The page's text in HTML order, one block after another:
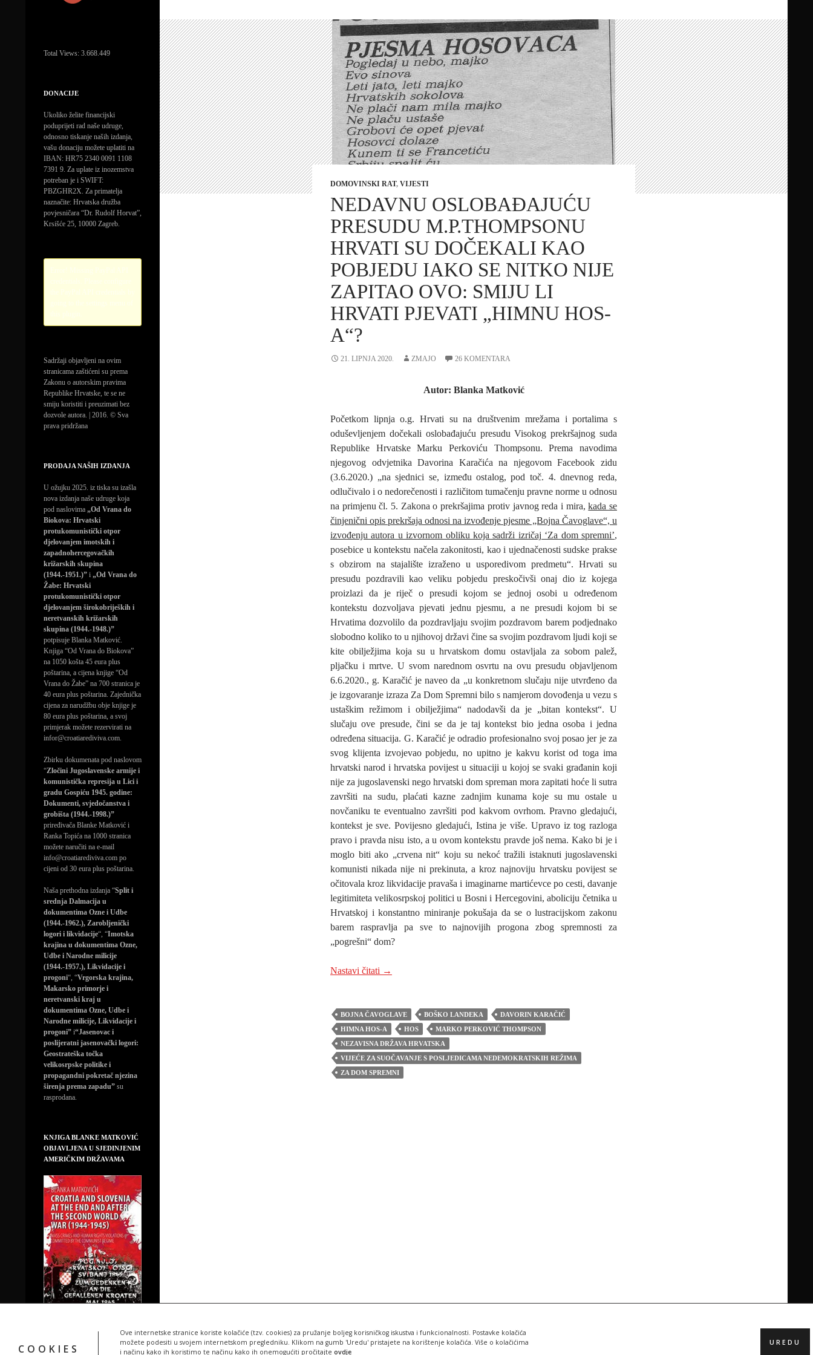
COOKIES
Ove internetske stranice koriste kolačiće (tzv. cookies) za pružanje boljeg korisničkog iskustva i funkcionalnosti. Postavke kolačića
možete podesiti u svojem internetskom pregledniku. Klikom na gumb 'Uredu' pristajete na korištenje kolačića. Više o kolačićima
i načinu kako ih koristimo te načinu kako ih onemogućiti pročitajte ovdje
UREDU
DOMOVINSKI RAT, VIJESTI
NEDAVNU OSLOBAĐAJUĆU
PRESUDU M.P.THOMPSONU
HRVATI SU DOČEKALI KAO
POBJEDU IAKO SE NITKO NIJE
ZAPITAO OVO: SMIJU LI
HRVATI PJEVATI „HIMNU HOS-
A“?
21. LIPNJA 2020. ZMAJO 26 KOMENTARA
Autor: Blanka Matković
Početkom lipnja o.g. Hrvati su na društvenim mrežama i portalima s
oduševljenjem dočekali oslobađajuću presudu Visokog prekršajnog suda
Republike Hrvatske Marku Perkoviću Thompsonu. Prema navodima
njegovog odvjetnika Davorina Karačića na njegovom Facebook zidu
(3.6.2020.) „na sjednici se, između ostalog, pod toč. 4. dnevnog reda,
odlučivalo i o nedorečenosti i različitom tumačenju pravne norme u odnosu
na primjenu čl. 5. Zakona o prekršajima protiv javnog reda i mira,kada se
činjenični opis prekršaja odnosi na izvođenje pjesme „Bojna Čavoglave“, u
izvođenju autora u izvornom obliku koja sadrži izričaj ‘Za dom spremni’,
posebice u kontekstu načela zakonitosti, kao i ujednačenosti sudske prakse
s obzirom na stajalište izraženo u usporedivom predmetu“. Hrvati su
presudu pozdravili kao veliku pobjedu preskočivši onaj dio iz kojega
proizlazi da je riječ o presudi kojom se jednoj osobi u određenom
kontekstu dozvoljava pjevati jednu pjesmu, a ne presudi kojom bi se
Hrvatima dozvolilo da pozdravljaju svojim pozdravom barem podjednako
slobodno koliko to u njihovoj državi čine sa svojim pozdravom ljudi koji se
kite obilježjima koja su u hrvatskom domu ostavljala za sobom palež,
pljačku i mrtve. U svom narednom osvrtu na ovu presudu objavljenom
6.6.2020., g. Karačić je naveo da „u konkretnom slučaju nije utvrđeno da
je izgovaranje izraza Za Dom Spremni bilo s namjerom dovođenja u vezu s
ustaškim režimom i obilježjima“ nadodavši da je „bitan kontekst“. U
slučaju ove presude, čini se da je taj kontekst bio jedna osoba i jedna
određena situacija. G. Karačić je odradio profesionalno svoj posao jer je za
svog klijenta izvojevao pobjedu, no upitno je kakvu korist od toga ima
hrvatski narod i hrvatska povijest u situaciji u kojoj se svaki građanin koji
nije za jugoslavenski nego hrvatski dom spreman mora zapitati hoće li sutra
završiti na sudu, plaćati kazne zadnjim kunama koje su mu ostale u
novčaniku te eventualno završiti pod kakvom ovrhom. Pravno gledajući,
kontekst je sve. Povijesno gledajući, Istina je više. Upravo iz tog razloga
pravo i pravda nisu isto, a u ovom kontekstu pravde još nema. Kako bi je i
moglo biti ako „crvena nit“ koju su nekoć tražili istaknuti jugoslavenski
komunisti nikada nije ni prekinuta, a kroz najnoviju hrvatsku povijest se
očitovala kroz likvidacije pravaša i imaginarne martićevce po cesti, davanje
legitimiteta velikosrpskoj politici u Bosni i Hercegovini, aboliciju četnika u
Hrvatskoj i konstantno miniranje pokušaja da se o lustracijskom zakonu
barem raspravlja pa sve to najnovijih progona zbog spremnosti za
„pogrešni“ dom?
Nastavi čitati NEDAVNU OSLOBAĐAJUĆU PRESUDU M.P.THOMPSONU HRVATI SU DOČEKALI KAO
→
BOJNA ČAVOGLAVE BOŠKO LANDEKA
DAVORIN KARAČIĆ
HIMNA HOS-A
HOS
MARKO PERKOVIĆ THOMPSON
NEZAVISNA DRŽAVA HRVATSKA
VIJEĆE ZA SUOČAVANJE S POSLJEDICAMA NEDEMOKRATSKIH REŽIMA
ZA DOM SPREMNI
Total Views: 3.668.449
DONACIJE
Ukoliko želite financijski
poduprijeti rad naše udruge,
odnosno tiskanje naših izdanja,
vašu donaciju možete uplatiti na
IBAN: HR75 2340 0091 1108
7391 9. Za uplate iz inozemstva
potreban je i SWIFT:
PBZGHR2X. Za primatelja
naznačite: Hrvatska družba
povjesničara “Dr. Rudolf Horvat”,
Krsišće 25, 10000 Zagreb.
Sadržaji objavljeni na ovim
stranicama zaštićeni su prema
Zakonu o autorskim pravima
Republike Hrvatske, te se ne
smiju koristiti i preuzimati bez
dozvole autora. | 2016. © Sva
prava pridržana
PRODAJA NAŠIH IZDANJA
U ožujku 2025. iz tiska su izašla
nova izdanja naše udruge koja
pod naslovima „Od Vrana do
Biokova: Hrvatski
protukomunistički otpor
djelovanjem imotskih i
zapadnohercegovačkih
križarskih skupina
(1944.-1951.)” i „Od Vrana do
Žabe: Hrvatski
protukomunistički otpor
djelovanjem širokobrijeških i
neretvanskih križarskih
skupina (1944.-1948.)”
potpisuje Blanka Matković.
Knjiga “Od Vrana do Biokova”
na 1050 košta 45 eura plus
poštarina, a cijena knjige “Od
Vrana do Žabe” na 700 stranica je
40 eura plus poštarina. Zajednička
cijena za narudžbu obje knjige je
80 eura plus poštarina, a svoj
primjerak možete rezervirati na
infor@croatiarediviva.com.
Zbirku dokumenata pod naslovom
“Zločini Jugoslavenske armije i
komunistička represija u Lici i
gradu Gospiću 1945. godine:
Dokumenti, svjedočanstva i
grobišta (1944.-1998.)”
priređivača Blanke Matković i
Ranka Topića na 1000 stranica
možete naručiti na e-mail
info@croatiarediviva.com po
cijeni od 30 eura plus poštarina.
Naša prethodna izdanja “Split i
srednja Dalmacija u
dokumentima Ozne i Udbe
(1944.-1962.), Zarobljenički
logori i likvidacije“, “Imotska
krajina u dokumentima Ozne,
Udbe i Narodne milicije
(1944.-1957.), Likvidacije i
progoni“, “Vrgorska krajina,
Makarsko primorje i
neretvanski kraj u
dokumentima Ozne, Udbe i
Narodne milicije, Likvidacije i
progoni” i“Jasenovac i
poslijeratni jasenovački logori:
Geostrateška točka
velikosrpske politike i
propagandni pokretač njezina
širenja prema zapadu” su
rasprodana.
KNJIGA BLANKE MATKOVIĆ
OBJAVLJENA U SJEDINJENIM
AMERIČKIM DRŽAVAMA